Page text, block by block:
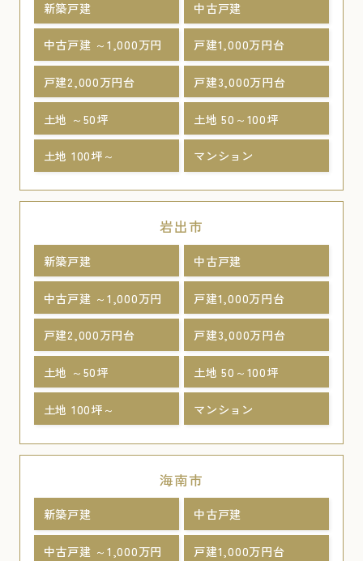
新築戸建 中古戸建
中古戸建 ～1,000万円 戸建1,000万円台
戸建2,000万円台 戸建3,000万円台
土地 ～50坪 土地 50～100坪
土地 100坪～ マンション
岩出市
新築戸建 中古戸建
中古戸建 ～1,000万円 戸建1,000万円台
戸建2,000万円台 戸建3,000万円台
土地 ～50坪 土地 50～100坪
土地 100坪～ マンション
海南市
新築戸建 中古戸建
中古戸建 ～1,000万円 戸建1,000万円台